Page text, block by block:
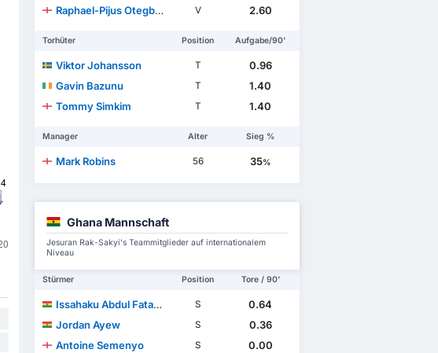
Raphael-Pijus Otegbayo
V 2.60
Torhüter Position Aufgabe/90'
Viktor Johansson T
0.96
Gavin Bazunu
T
1.40
Tommy Simkim
T 1.40
Manager Alter Sieg %
Mark Robins 56 35%
Ghana Mannschaft
Jesuran Rak-Sakyi's Teammitglieder auf internationalem
Niveau
Stürmer Position Tore / 90'
Issahaku Abdul Fatawu S
0.64
Jordan Ayew
S
0.36
Antoine Semenyo
S
0.00